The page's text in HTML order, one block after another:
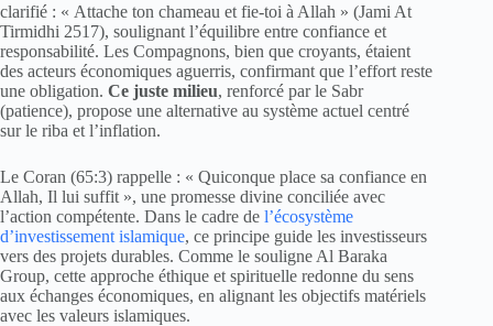
clarifié : « Attache ton chameau et fie-toi à Allah » (Jami At
Tirmidhi 2517), soulignant l’équilibre entre confiance et
responsabilité. Les Compagnons, bien que croyants, étaient
des acteurs économiques aguerris, confirmant que l’effort reste
une obligation. Ce juste milieu, renforcé par le Sabr
(patience), propose une alternative au système actuel centré
sur le riba et l’inflation.
Le Coran (65:3) rappelle : « Quiconque place sa confiance en
Allah, Il lui suffit », une promesse divine conciliée avec
l’action compétente. Dans le cadre de l’écosystème
d’investissement islamique, ce principe guide les investisseurs
vers des projets durables. Comme le souligne Al Baraka
Group, cette approche éthique et spirituelle redonne du sens
aux échanges économiques, en alignant les objectifs matériels
avec les valeurs islamiques.